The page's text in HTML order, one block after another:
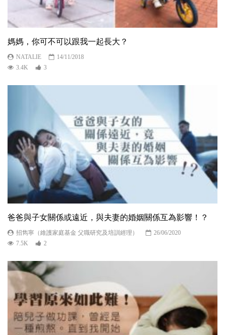
媽媽，你可不可以跟我一起長大？
NATALIE
14/11/2018
3.4K
3
爸爸與子女關係或遠近，與夫妻的婚姻關係互為影響！？
招雋寧（維護家庭基金 父職研究及培訓經理）
26/06/2020
7.5K
2